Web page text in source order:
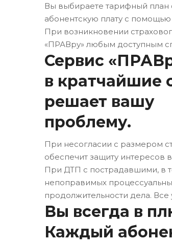
Вы выбираете тарифный план
абонентскую плату с
При возникновении
«ПРАВру» любым доступным
Сервис
в кратчайшие
решает вашу
проблему.
При несогласии с размером
обеспечит защиту интересов
При ДТП с пострадавшими, в
непоправимых
продолжительности дела. Все
Вы всегда в
Каждый